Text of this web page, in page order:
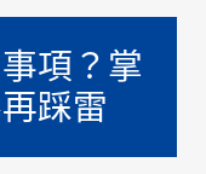
項？掌
踩雷